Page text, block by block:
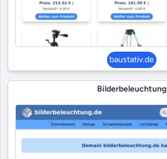
baustativ.de
Bilderbeleuchtung